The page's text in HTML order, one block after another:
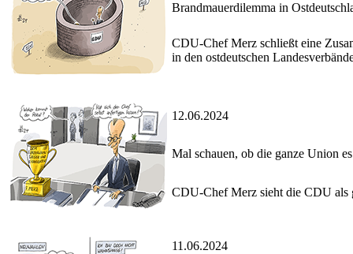
Brandmauerdilemma in
CDU-Chef Merz schließt eine
in den ostdeutschen
12.06.2024
Mal schauen, ob die ganze Union
CDU-Chef Merz sieht die CDU als
11.06.2024